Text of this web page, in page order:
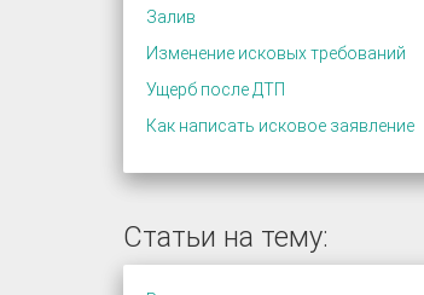
Залив
Изменение исковых требований
Ущерб после ДТП
Как написать исковое заявление
Статьи на тему: